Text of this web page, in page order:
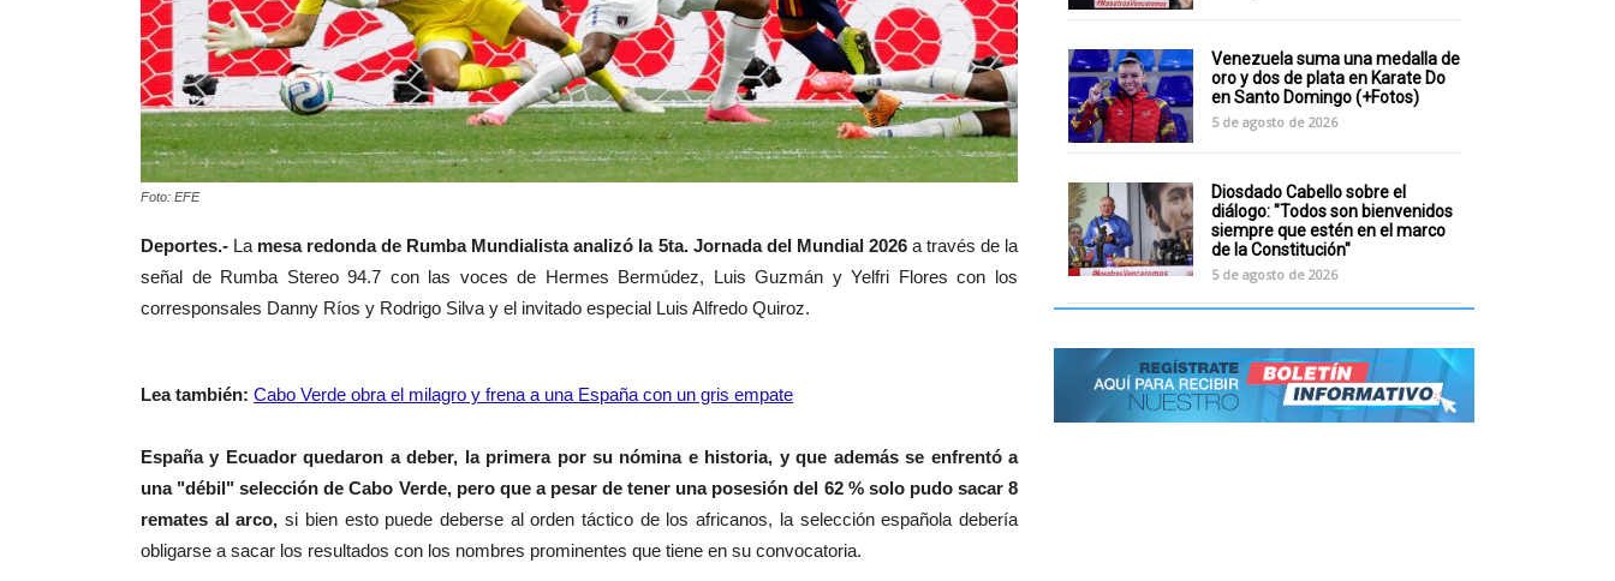
Foto: EFE
Deportes.- La mesa redonda de Rumba Mundialista analizó la 5ta. Jornada del Mundial 2026a través de la
señal de Rumba Stereo 94.7 con las voces de Hermes Bermúdez, Luis Guzmán y Yelfri Flores con los
corresponsales Danny Ríos y Rodrigo Silva y el invitado especial Luis Alfredo Quiroz.
Lea también: Cabo Verde obra el milagro y frena a una España con un gris empate
España y Ecuador quedaron a deber, la primera por su nómina e historia, y que además se enfrentó a
una "débil" selección de Cabo Verde, pero que a pesar de tener una posesión del 62 % solo pudo sacar 8
remates al arco,si bien esto puede deberse al orden táctico de los africanos, la selección española debería
obligarse a sacar los resultados con los nombres prominentes que tiene en su convocatoria.
Venezuela suma una medalla de
oro y dos de plata en Karate Do
en Santo Domingo (+Fotos)
5 de agosto de 2026
Diosdado Cabello sobre el
diálogo: "Todos son bienvenidos
siempre que estén en el marco
de la Constitución"
5 de agosto de 2026